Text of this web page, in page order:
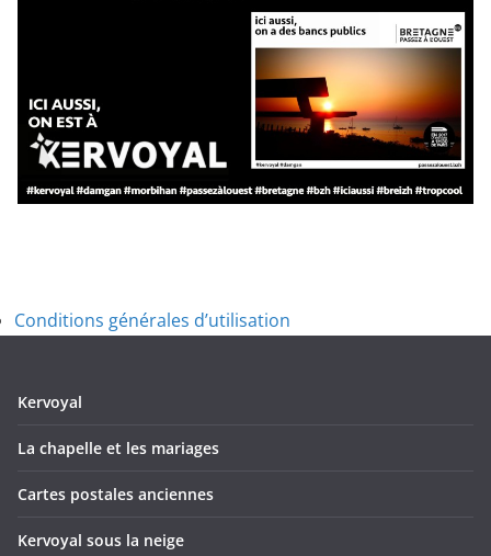
Conditions générales d’utilisation
Kervoyal
La chapelle et les mariages
Cartes postales anciennes
Kervoyal sous la neige